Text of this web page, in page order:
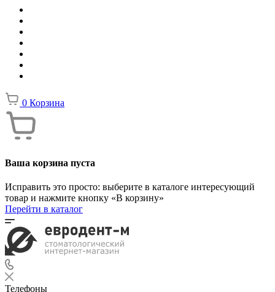
0 Корзина
Ваша корзина пуста
Исправить это просто: выберите в каталоге интересующий
товар и нажмите кнопку «В корзину»
Перейти в каталог
Телефоны